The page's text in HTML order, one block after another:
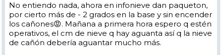
No entiendo nada, ahora en infonieve dan paqueton,
por cierto más de - 2 grados en la base y sin encender
los cañones😡. Mañana a primera hora espero q estén
operativos, el cm de nieve q hay aguanta así q la nieve
de cañón debería aguantar mucho más.